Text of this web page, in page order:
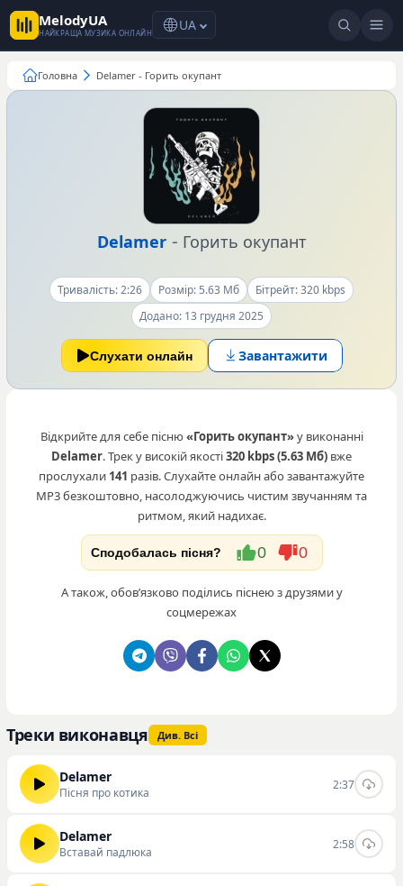
MelodyUA
НАЙКРАЩА МУЗИКА ОНЛАЙН UA
Головна Delamer - Горить окупант
Delamer - Горить окупант
Тривалість: 2:26 Розмір: 5.63 Мб
Бітрейт: 320 kbps
Додано: 13 грудня 2025
Слухати онлайн Завантажити
Відкрийте для себе пісню«Горить окупант»у виконанні
Delamer. Трек у високій якості320 kbps (5.63 Мб) вже
прослухали 141 разів. Слухайте онлайн або завантажуйте
MP3 безкоштовно, насолоджуючись чистим звучанням та
ритмом, який надихає.
Сподобалась пісня? 0 0
А також, обовʼязково поділись піснею з друзями у
соцмережах
Треки виконавця Див. Всі
Delamer
Пісня про котика
2:37
Delamer
Вставай падлюка
2:58